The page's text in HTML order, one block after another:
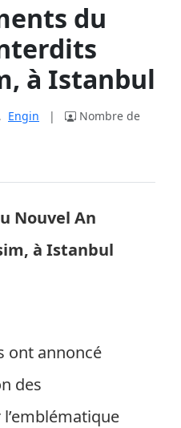
du
à Istanbul
Engin |
Nombre de
Nouvel An
à Istanbul
ont annoncé
des